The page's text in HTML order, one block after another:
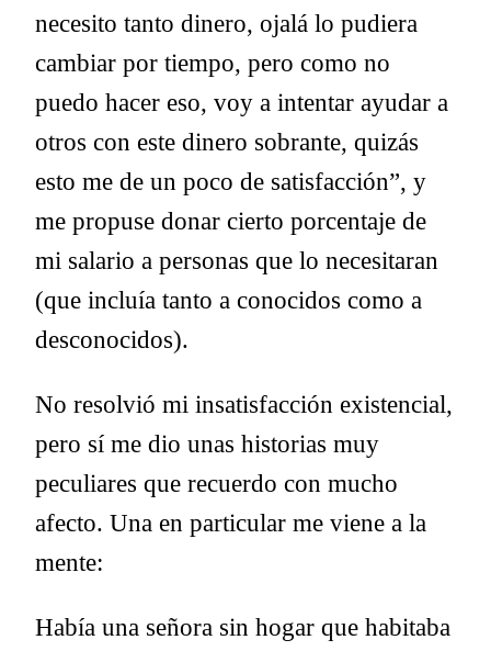
necesito tanto dinero, ojalá lo pudiera
cambiar por tiempo, pero como no
puedo hacer eso, voy a intentar ayudar a
otros con este dinero sobrante, quizás
esto me de un poco de satisfacción”, y
me propuse donar cierto porcentaje de
mi salario a personas que lo necesitaran
(que incluía tanto a conocidos como a
desconocidos).
No resolvió mi insatisfacción existencial,
pero sí me dio unas historias muy
peculiares que recuerdo con mucho
afecto. Una en particular me viene a la
mente:
Había una señora sin hogar que habitaba